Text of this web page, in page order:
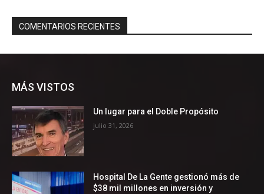
MÁS VISTOS
Un lugar para el Doble Propósito
julio 31, 2026
Hospital De La Gente gestionó más de
$38 mil millones en inversión y